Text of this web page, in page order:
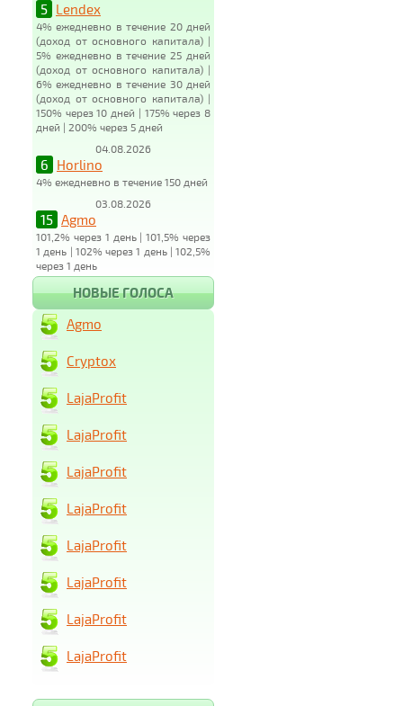
5 Lendex
4% ежедневно в течение 20 дней
(доход от основного капитала) |
5% ежедневно в течение 25 дней
(доход от основного капитала) |
6% ежедневно в течение 30 дней
(доход от основного капитала) |
150% через 10 дней | 175% через 8
дней | 200% через 5 дней
04.08.2026
6 Horlino
4% ежедневно в течение 150 дней
03.08.2026
15 Agmo
101,2% через 1 день | 101,5% через
1 день | 102% через 1 день | 102,5%
через 1 день
НОВЫЕ ГОЛОСА
Agmo
Cryptox
LajaProfit
LajaProfit
LajaProfit
LajaProfit
LajaProfit
LajaProfit
LajaProfit
LajaProfit